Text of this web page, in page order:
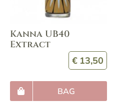
Kanna UB40
Extract
€ 13,50
BAG